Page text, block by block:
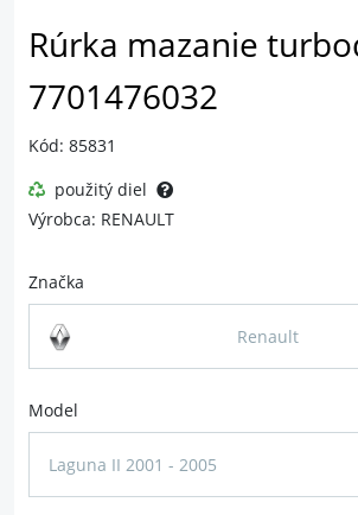
Rúrka mazanie
7701476032
Kód: 85831
použitý diel
Výrobca: RENAULT
Značka
Renault
Model
Laguna II 2001 - 2005